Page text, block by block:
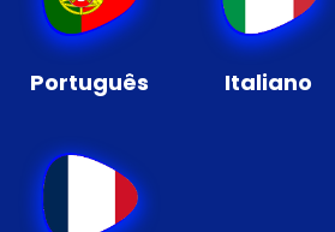
Português Italiano